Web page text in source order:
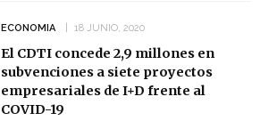
ECONOMIA 18 JUNIO, 2020
El CDTI concede 2,9 millones en
subvenciones a siete proyectos
empresariales de I+D frente al
COVID-19